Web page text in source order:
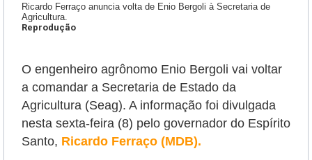
Ricardo Ferraço anuncia volta de Enio Bergoli à Secretaria de
Agricultura.
Reprodução
O engenheiro agrônomo Enio Bergoli vai voltar
a comandar a Secretaria de Estado da
Agricultura (Seag). A informação foi divulgada
nesta sexta-feira (8) pelo governador do Espírito
Santo, Ricardo Ferraço (MDB).